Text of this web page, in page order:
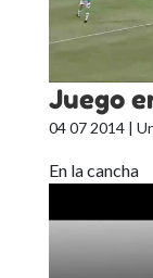
Juego
04 07 2014|
En la cancha